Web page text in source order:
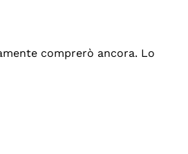
comprerò ancora. Lo